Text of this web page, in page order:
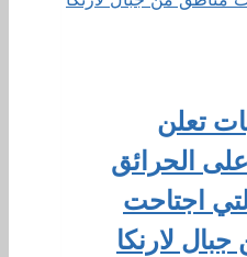
تعلن
الحرائق
اجتاحت
لارنكا